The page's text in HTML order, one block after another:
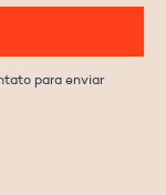
para enviar